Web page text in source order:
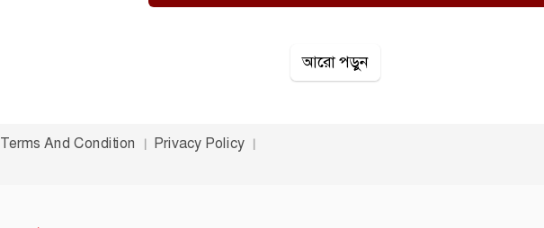
নির্বাচিত
পুরস্কার তুলে দেন।
অপরাধ নিয়ন্ত্রণে
আরো পড়ুন
Terms And Condition
Privacy Policy